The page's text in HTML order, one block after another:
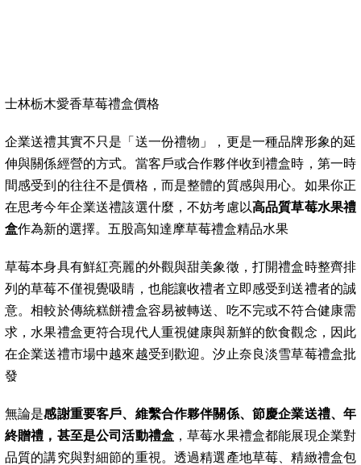
士林栃木愛香草莓禮盒價格
企業送禮其實不只是「送一份禮物」，更是一種品牌形象的延
伸與關係經營的方式。當客戶或合作夥伴收到禮盒時，第一時
間感受到的往往不是價格，而是整體的質感與用心。如果你正
在思考今年企業送禮該選什麼，不妨考慮以高品質草莓水果禮
盒作為新的選擇。五股高知達摩草莓禮盒精品水果
草莓本身具有鮮紅亮麗的外觀與甜美象徵，打開禮盒時整齊排
列的草莓不僅視覺吸睛，也能讓收禮者立即感受到送禮者的誠
意。相較於傳統糕餅禮盒容易被轉送、吃不完或不符合健康需
求，水果禮盒更符合現代人重視健康與新鮮的飲食觀念，因此
在企業送禮市場中越來越受到歡迎。汐止奈良淡雪草莓禮盒批
發
無論是感謝重要客戶、維繫合作夥伴關係、節慶企業送禮、年
終贈禮，甚至是公司活動禮盒 ，草莓水果禮盒都能展現企業對
品質的講究與對細節的重視。透過精選產地草莓、精緻禮盒包